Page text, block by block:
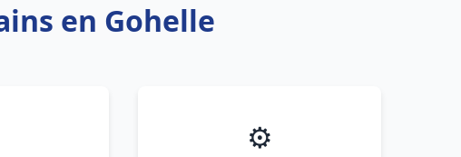
en Gohelle
⚙️